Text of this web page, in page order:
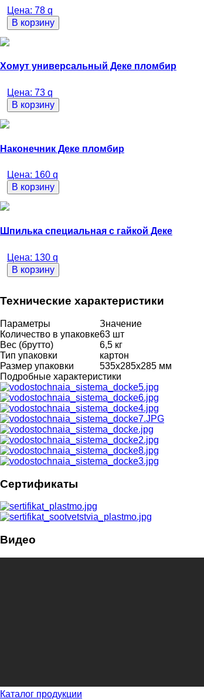
Цена: 78 q
В корзину
Хомут универсальный Деке пломбир
Цена: 73 q
В корзину
Наконечник Деке пломбир
Цена: 160 q
В корзину
Шпилька специальная с гайкой Деке
Цена: 130 q
В корзину
Технические характеристики
Параметры
Значение
Количество в упаковке63 шт
Вес (брутто)
6,5 кг
Тип упаковки
картон
Размер упаковки
535х285х285 мм
Подробные характеристики
Сертификаты
Видео
Каталог продукции